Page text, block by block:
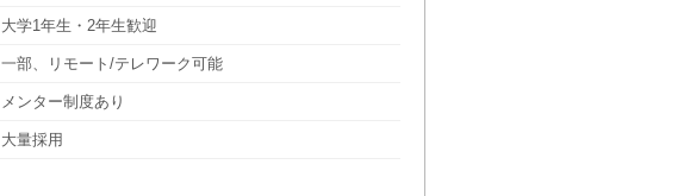
大学1年生・2年生歓迎
一部、リモート/テレワーク可能
メンター制度あり
大量採用